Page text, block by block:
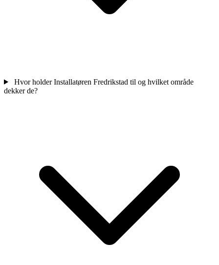
Hvor holder Installatøren Fredrikstad til og hvilket område
dekker de?